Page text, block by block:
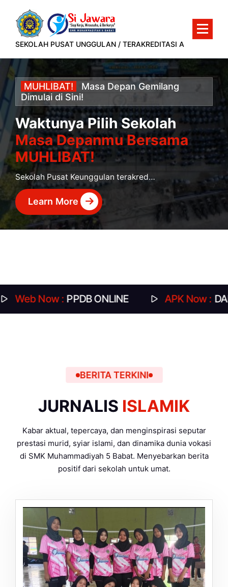
konten
SEKOLAH PUSAT UNGGULAN / TERAKREDITASI A
MUHLIBAT! Masa Depan Gemilang
Dimulai di Sini!
Waktunya Pilih Sekolah
Masa Depanmu Bersama
MUHLIBAT!
Sekolah Pusat Keunggulan terakreditasi A yang siap mencetak murid berprestasi dan siap kerja.
Learn More
: PPDB ONLINE APK Now : DAFTAR
BERITA TERKINI
JURNALIS ISLAMIK
Kabar aktual, tepercaya, dan menginspirasi seputar
prestasi murid, syiar islami, dan dinamika dunia vokasi
di SMK Muhammadiyah 5 Babat. Menyebarkan berita
positif dari sekolah untuk umat.